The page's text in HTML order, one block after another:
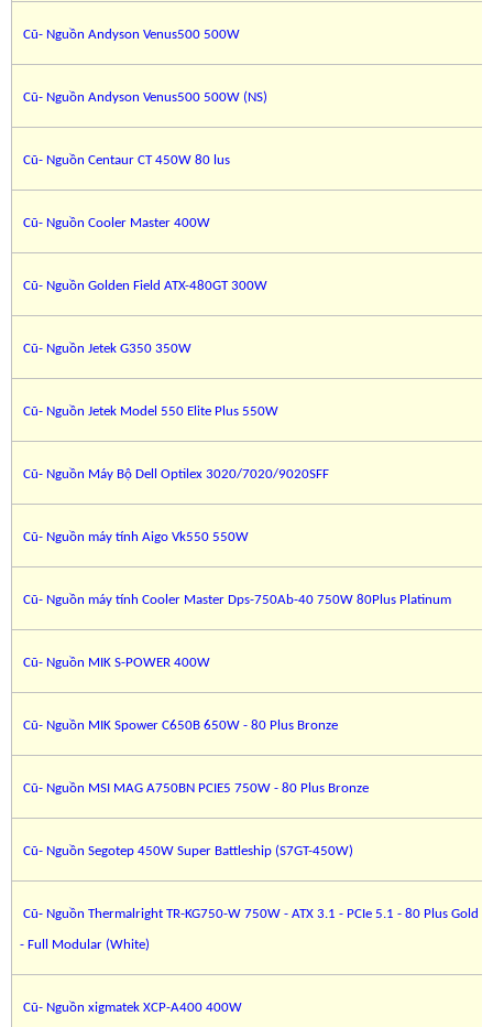
Cũ- Nguồn Andyson Venus500 500W
Cũ- Nguồn Andyson Venus500 500W (NS)
Cũ- Nguồn Centaur CT 450W 80 lus
Cũ- Nguồn Cooler Master 400W
Cũ- Nguồn Golden Field ATX-480GT 300W
Cũ- Nguồn Jetek G350 350W
Cũ- Nguồn Jetek Model 550 Elite Plus 550W
Cũ- Nguồn Máy Bộ Dell Optilex 3020/7020/9020SFF
Cũ- Nguồn máy tính Aigo Vk550 550W
Cũ- Nguồn máy tính Cooler Master Dps-750Ab-40 750W 80Plus Platinum
Cũ- Nguồn MIK S-POWER 400W
Cũ- Nguồn MIK Spower C650B 650W - 80 Plus Bronze
Cũ- Nguồn MSI MAG A750BN PCIE5 750W - 80 Plus Bronze
Cũ- Nguồn Segotep 450W Super Battleship (S7GT-450W)
Cũ- Nguồn Thermalright TR-KG750-W 750W - ATX 3.1 - PCIe 5.1 - 80 Plus Gold
- Full Modular (White)
Cũ- Nguồn xigmatek XCP-A400 400W